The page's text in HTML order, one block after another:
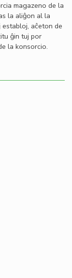
magazeno de la
la aliĝon al la
aĉeton de
ĝin tuj por
la konsorcio.